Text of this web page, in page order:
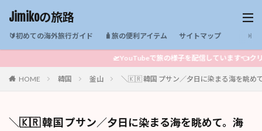
Jimikoの旅路
🔰初めての海外旅行ガイド 🧳旅の便利アイテム サイトマップ
🛫YouTubeで旅の様子を配信しています👈クリック
HOME 韓国 釜山 ＼🇰🇷 韓国 プサン／夕日に染まる海を眺め
＼🇰🇷 韓国 プサン／夕日に染まる海を眺めて。海